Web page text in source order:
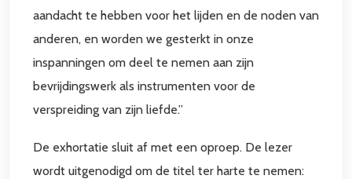
aandacht te hebben voor het lijden en de noden van
anderen, en worden we gesterkt in onze
inspanningen om deel te nemen aan zijn
bevrijdingswerk als instrumenten voor de
verspreiding van zijn liefde.”
De exhortatie sluit af met een oproep. De lezer
wordt uitgenodigd om de titel ter harte te nemen: